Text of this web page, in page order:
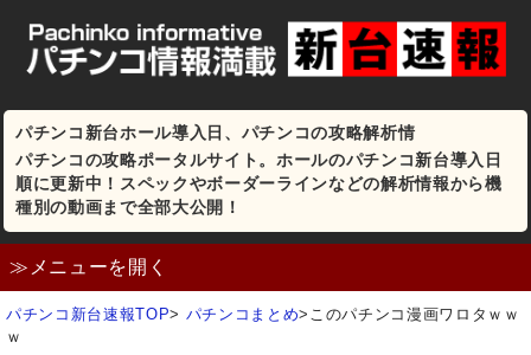
パチンコ新台ホール導入日、パチンコの攻略解析情
パチンコの攻略ポータルサイト。ホールのパチンコ新台導入日
順に更新中！スペックやボーダーラインなどの解析情報から機
種別の動画まで全部大公開！
≫メニューを開く
パチンコ新台速報TOP> パチンコまとめ> このパチンコ漫画ワロタｗｗ
ｗ